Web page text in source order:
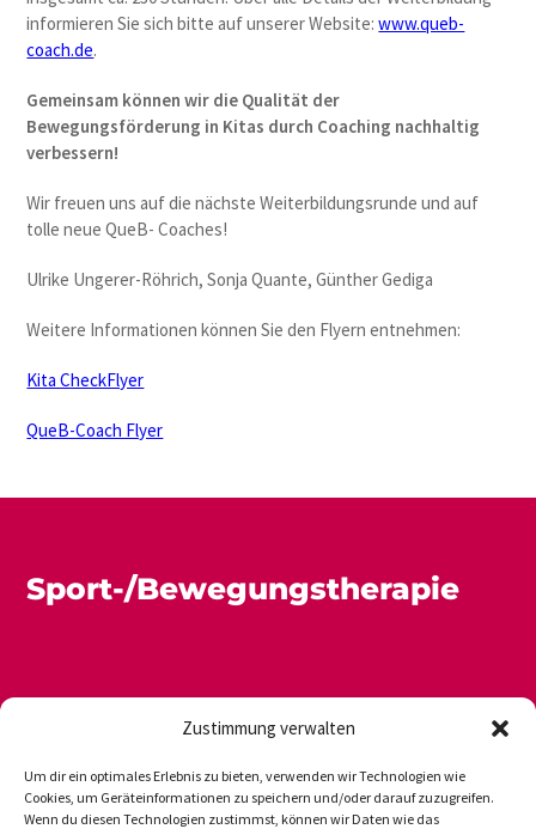
Zustimmung verwalten
Um dir ein optimales Erlebnis zu bieten, verwenden wir Technologien wie
Cookies, um Geräteinformationen zu speichern und/oder darauf zuzugreifen.
Wenn du diesen Technologien zustimmst, können wir Daten wie das
informieren Sie sich bitte auf unserer Website:www.queb-
coach.de.
Gemeinsam können wir die Qualität der
Bewegungsförderung in Kitas durch Coaching nachhaltig
verbessern!
Wir freuen uns auf die nächste Weiterbildungsrunde und auf
tolle neue QueB- Coaches!
Ulrike Ungerer-Röhrich, Sonja Quante, Günther Gediga
Weitere Informationen können Sie den Flyern entnehmen:
Kita CheckFlyer
QueB-Coach Flyer
Sport-/Bewegungstherapie